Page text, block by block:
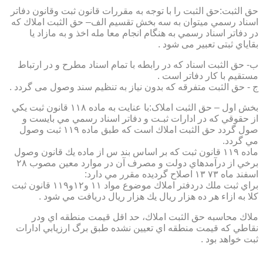
حق الثبت:حق الثبت را با توجه به مقررات قانون ثبت وقانون دفاتر
اسناد رسمي ميتوان به سه بخش تقسيم الف– حق الثبت املاك كه
در دفاتر اسناد رسمي به هنگام انجام معا مله اخذ و به مازاد يا
بقاياي ثبتی تعبیر می شود .
ب- حق الثبت اسناد كه در رابطه با تمام اسناد مطرح و در ارتباط
مستقيم با كار دفاتر است .
ج - حق الثبت متفرقه كه بدون نياز به تنظیم سند وصول می گردد .
بخش اول – حق الثبت املاک:با عنايت به ماده ۱۱۸ قانون ثبت يكي
از حقوقي كه در ادارات ثبـت و دفاتر اسناد رسمي مي بايست و
صول گردد حق الثبت املاك است كه طبق ماده ۱۱۹ ثبت وصول
مي گردد.
ماده ۱۱۹ قانون ثبت كه بر اساس بند س از ماده يك قانون وصول
برخي از درآمدهاي دولت و مصرف آن در موارد معين مصوب ۲۸
اسفند ماه ۷۳ ۱۳ اصلاح گرديده مقرر مي دارد:
براي ثبت ملك دردفتر املاك موضوع مواد ۱۱ و۱۲و۱۱۹ قانون ثبت
كلا به ازاء هر ده هزار ريال يك هزار ريال دريافت مي شود .
ملاك محاسبه حق الثبت املاك، حد اقل قيمت منطقه اي ودر
نقاطي كه قيمت منطقه اي تعيين نشده طبق برگ ارزيابي ادارات
ثبت خواهد بود .